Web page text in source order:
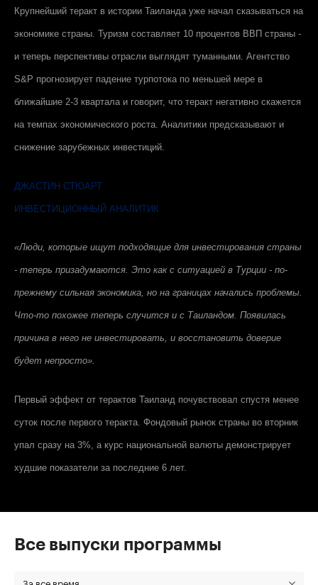
Крупнейший теракт в истории Таиланда уже начал сказываться на
экономике страны. Туризм составляет 10 процентов ВВП страны -
и теперь перспективы отрасли выглядят туманными. Агентство
S&P прогнозирует падение турпотока по меньшей мере в
ближайшие 2-3 квартала и говорит, что теракт негативно скажется
на темпах экономического роста. Аналитики предсказывают и
снижение зарубежных инвестиций.
ДЖАСТИН СТЮАРТ
ИНВЕСТИЦИОННЫЙ АНАЛИТИК
«Люди, которые ищут подходящие для инвестирования страны
- теперь призадумаются. Это как с ситуацией в Турции - по-
прежнему сильная экономика, но на границах начались проблемы.
Что-то похожее теперь случится и с Таиландом. Появилась
причина в него не инвестировать, и восстановить доверие
будет непросто».
Первый эффект от терактов Таиланд почувствовал спустя менее
суток после первого теракта. Фондовый рынок страны во вторник
упал сразу на 3%, а курс национальной валюты демонстрирует
худшие показатели за последние 6 лет.
Все выпуски программы
За все время